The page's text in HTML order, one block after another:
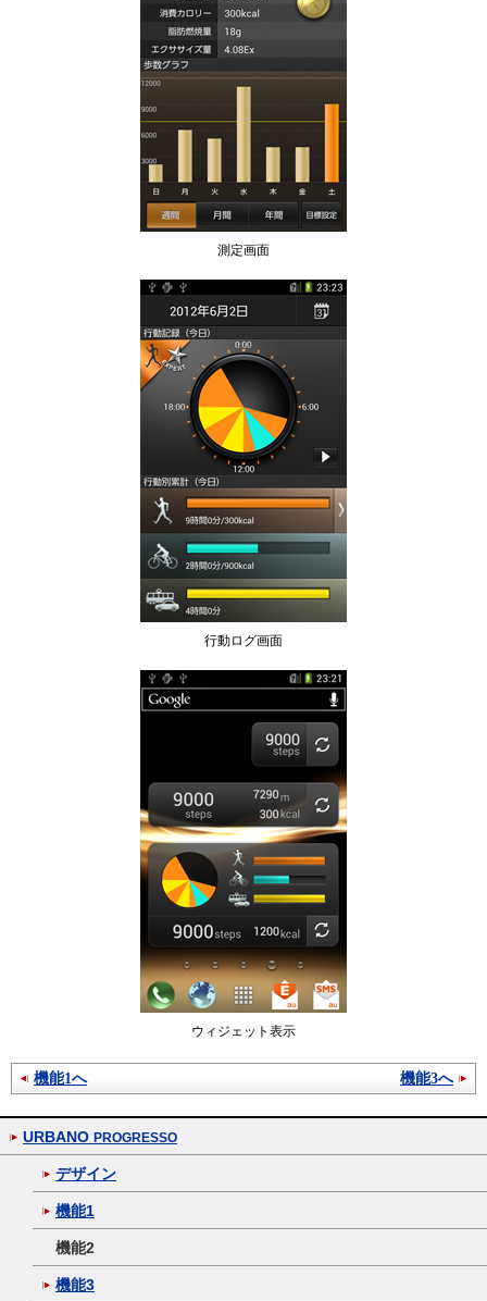
測定画面
行動ログ画面
ウィジェット表示
機能3へ
機能1へ
URBANO PROGRESSO
デザイン
機能1
機能2
機能3